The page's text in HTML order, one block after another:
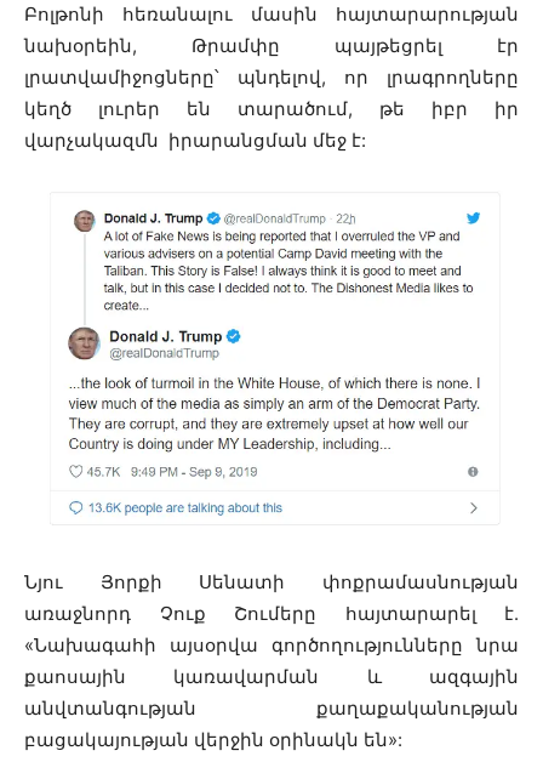
Բոլթոնի հեռանալու մասին հայտարարության
նախօրեին, Թրամփը պայթեցրել էր
լրատվամիջոցները՝ պնդելով, որ լրագրողները
կեղծ լուրեր են տարածում, թե իբր իր
վարչակազմն իրարանցման մեջ է:
Նյու Յորքի Սենատի փոքրամասնության
առաջնորդ Չուք Շումերը հայտարարել է.
«Նախագահի այսօրվա գործողությունները նրա
քաոսային կառավարման և ազգային
անվտանգության քաղաքականության
բացակայության վերջին օրինակն են»: